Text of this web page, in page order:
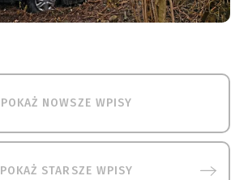
POKAŻ NOWSZE WPISY
POKAŻ STARSZE WPISY